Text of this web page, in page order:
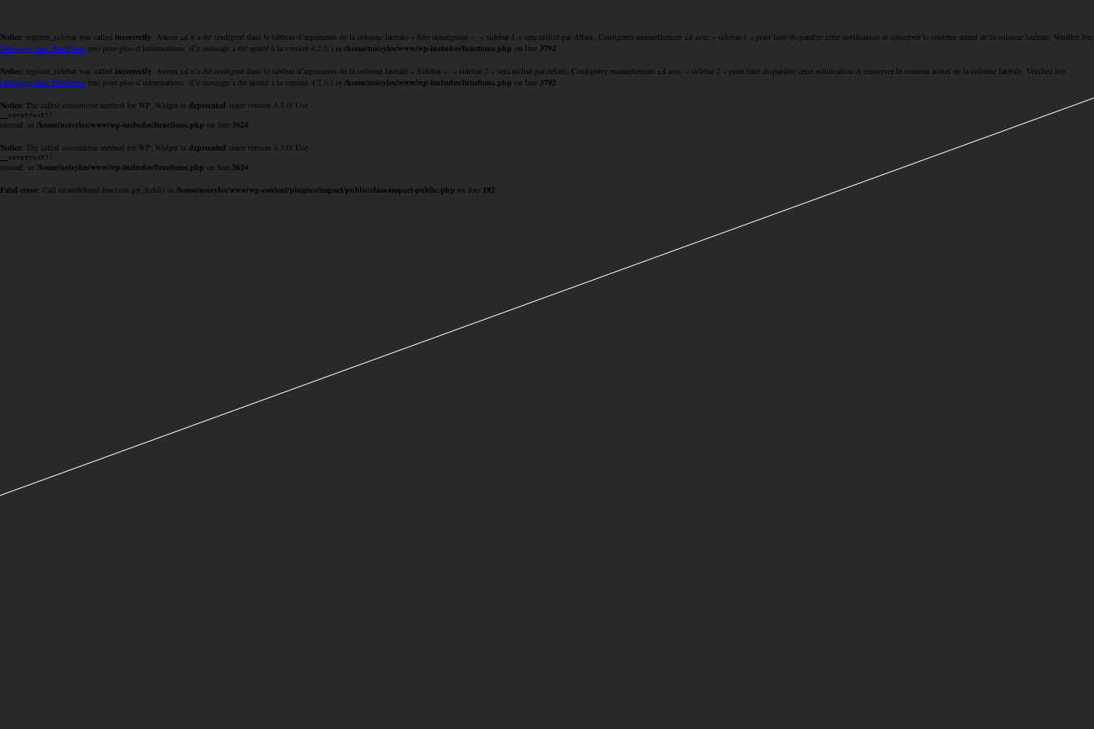
Notice: register_sidebar was called incorrectly . Aucun id n’a été configuré dans le tableau d’arguments de la colonne latérale « Site description ». « sidebar-1 » sera utilisé par défaut. Configurez manuellement id avec « sidebar-1 » pour faire disparaître cette notification et conserver le contenu actuel de la colonne latérale. Veuillez lire
Débogage dans WordPress (en) pour plus d’informations. (Ce message a été ajouté à la version 4.2.0.) in /home/noisyles/www/wp-includes/functions.php on line 3792
Notice: register_sidebar was called incorrectly . Aucun id n’a été configuré dans le tableau d’arguments de la colonne latérale « Sidebar ». « sidebar-2 » sera utilisé par défaut. Configurez manuellement id avec « sidebar-2 » pour faire disparaître cette notification et conserver le contenu actuel de la colonne latérale. Veuillez lire
Débogage dans WordPress (en) pour plus d’informations. (Ce message a été ajouté à la version 4.2.0.) in /home/noisyles/www/wp-includes/functions.php on line 3792
Notice: The called constructor method for WP_Widget is deprecated since version 4.3.0! Use
__construct()
instead. in /home/noisyles/www/wp-includes/functions.php on line 3624
Notice: The called constructor method for WP_Widget is deprecated since version 4.3.0! Use
__construct()
instead. in /home/noisyles/www/wp-includes/functions.php on line 3624
Fatal error: Call to undefined function get_field() in /home/noisyles/www/wp-content/plugins/impact/public/class-impact-public.php on line 182